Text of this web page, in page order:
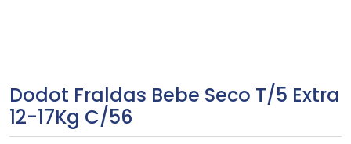
Dodot Fraldas Bebe Seco T/5 Extra
12-17Kg C/56